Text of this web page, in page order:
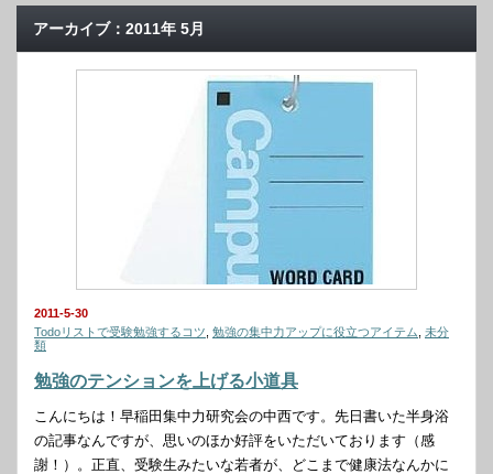
アーカイブ：2011年 5月
2011-5-30
Todoリストで受験勉強するコツ 勉強の集中力アップに役立つアイテム 未分
類
勉強のテンションを上げる小道具
こんにちは！早稲田集中力研究会の中西です。先日書いた半身浴
の記事なんですが、思いのほか好評をいただいております（感
謝！）。正直、受験生みたいな若者が、どこまで健康法なんかに